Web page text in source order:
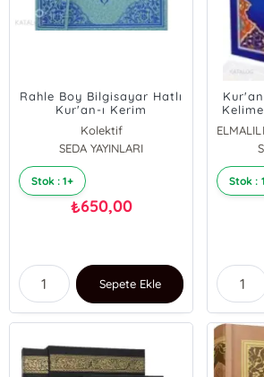
Rahle Boy Bilgisayar Hatlı
Kur'an-ı Kerim
Kolektif
SEDA YAYINLARI
Stok : 1+
₺650,00
Sepete Ekle
Stok :